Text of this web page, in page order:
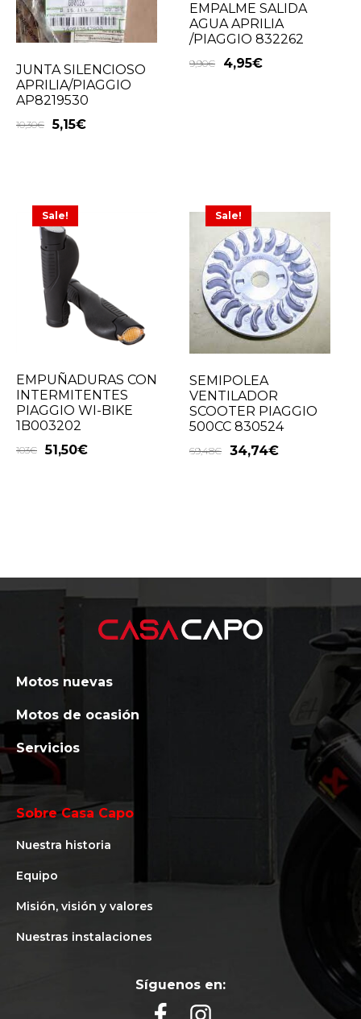
JUNTA SILENCIOSO
APRILIA/PIAGGIO
AP8219530
10,30€ 5,15€
EMPALME SALIDA
AGUA APRILIA
/PIAGGIO 832262
9,90€ 4,95€
Sale!
EMPUÑADURAS CON
INTERMITENTES
PIAGGIO WI-BIKE
1B003202
103€ 51,50€
Sale!
SEMIPOLEA
VENTILADOR
SCOOTER PIAGGIO
500CC 830524
69,48€ 34,74€
Motos nuevas
Motos de ocasión
Servicios
Sobre Casa Capo
Nuestra historia
Equipo
Misión, visión y valores
Nuestras instalaciones
Síguenos en: